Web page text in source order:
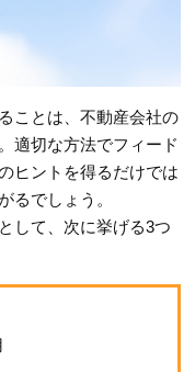
ことは、不動産会社の
適切な方法でフィード
ヒントを得るだけでは
るでしょう。
して、次に挙げる3つ